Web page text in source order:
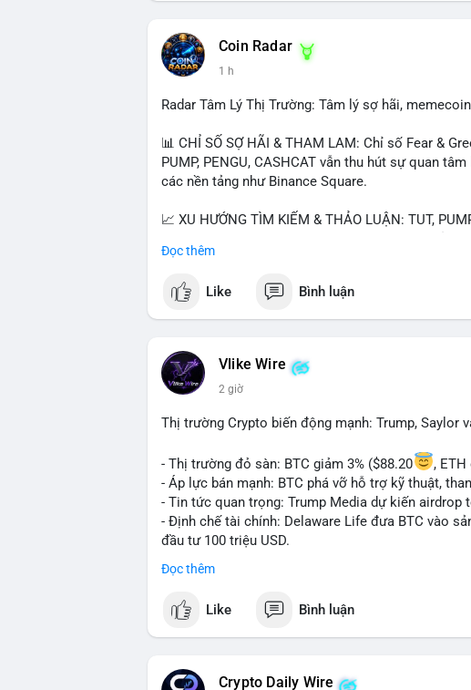
Coin Radar
1 h
Radar Tâm Lý Thị Trường: Tâm lý sợ hãi,
📊 CHỈ SỐ SỢ HÃI & THAM LAM: Chỉ số Fear &
PUMP, PENGU, CASHCAT vẫn thu hút sự quan
các nền tảng như Binance Square.
📈 XU HƯỚNG TÌM KIẾM & THẢO LUẬN: TUT,
đề hấp dẫn. Bàn tán về SPCX và SAGA cũng hấp dẫn.
💬 DÒNG CHẢY TIN TỨC & TRUYỀN THÔNG:
ngồi ăn ở khách sạn 5*" (từ bài đăng Binance
💡 NHẬN ĐỊNH & KHUYẾN NGHỊ: Tâm lý thị
xu hướng memecoin và tin tức tích cực (BTC ETF,
nhân.
📊 Nguồn: Radar Tâm Lý Thị Trường
Đọc thêm
Like Bình luận
Vlike Wire
2 giờ
Thị trường Crypto biến động mạnh: Trump, Saylor
- Thị trường đỏ sàn: BTC giảm 3% ($88.20
, ETH
- Áp lực bán mạnh: BTC phá vỡ hỗ trợ kỹ thuật,
- Tin tức quan trọng: Trump Media dự kiến airdrop
- Định chế tài chính: Delaware Life đưa BTC vào
đầu tư 100 triệu USD.
- Pháp lý: CEO Coinbase thúc đẩy khung pháp lý
#binancesquare #cryptonews
$btc $eth $sol $xrp
#vlikevn #titanbot
Đọc thêm
Like Bình luận
Crypto Daily Wire